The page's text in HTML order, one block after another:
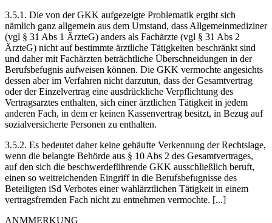
3.5.1. Die von der GKK aufgezeigte Problematik ergibt sich
nämlich ganz allgemein aus dem Umstand, dass Allgemeinmediziner
(vgl § 31 Abs 1 ÄrzteG) anders als Fachärzte (vgl § 31 Abs 2
ÄrzteG) nicht auf bestimmte ärztliche Tätigkeiten beschränkt sind
und daher mit Fachärzten beträchtliche Überschneidungen in der
Berufsbefugnis aufweisen können. Die GKK vermochte angesichts
dessen aber im Verfahren nicht darzutun, dass der Gesamtvertrag
oder der Einzelvertrag eine ausdrückliche Verpflichtung des
Vertragsarztes enthalten, sich einer ärztlichen Tätigkeit in jedem
anderen Fach, in dem er keinen Kassenvertrag besitzt, in Bezug auf
sozialversicherte Personen zu enthalten.
3.5.2. Es bedeutet daher keine gehäufte Verkennung der Rechtslage,
wenn die belangte Behörde aus § 10 Abs 2 des Gesamtvertrages,
auf den sich die beschwerdeführende GKK ausschließlich beruft,
einen so weitreichenden Eingriff in die Berufsbefugnisse des
Beteiligten iSd Verbotes einer wahlärztlichen Tätigkeit in einem
vertragsfremden Fach nicht zu entnehmen vermochte. [...]
ANMMERKUNG